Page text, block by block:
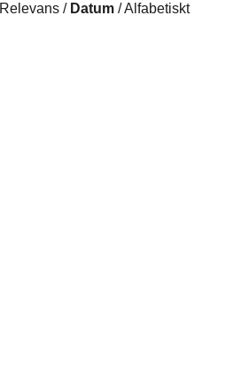
Relevans / Datum /Alfabetiskt